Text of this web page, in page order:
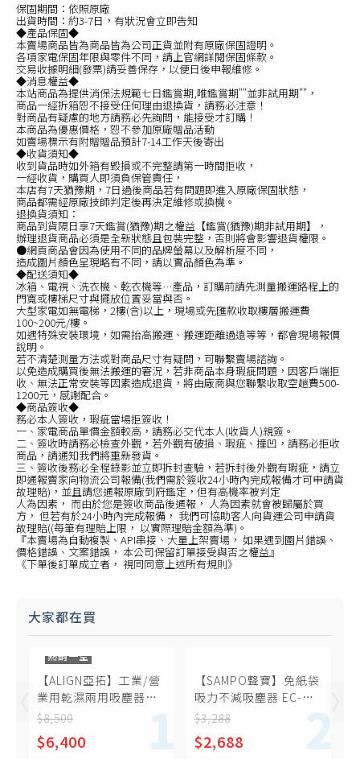
保固期間：依照原廠
出貨時間：約3-7日，有狀況會立即告知
◆產品保固◆
本賣場商品皆為商品皆為公司正貨並附有原廠保固證明。
各項家電保固年限與零件不同，請上官網詳閱保固條款。
交易收據明細(發票)請妥善保存，以便日後申報維修。
◆消息權益◆
本站商品為提供消保法規範七日鑑賞期,唯鑑賞期""並非試用期""，
商品一經拆箱恕不接受任何理由退換貨，請務必注意！
對商品有疑慮的地方請務必先詢問，能接受才訂購！
本商品為優惠價格，恕不參加原廠贈品活動
如賣場標示有附贈贈品預計7-14工作天後寄出
◆收貨須知◆
收到貨品時如外箱有毀損或不完整請第一時間拒收，
一經收貨，購買人即須負保管責任，
本店有7天猶豫期，7日過後商品若有問題即進入原廠保固狀態，
商品都需經原廠技師判定後再決定維修或換機。
退換貨須知：
商品到貨隔日享7天鑑賞(猶豫)期之權益【鑑賞(猶豫)期非試用期】，
辦理退貨商品必須是全新狀態且包裝完整，否則將會影響退貨權限。
●網頁商品會因為使用不同的品牌螢幕以及解析度不同，
造成圖片顏色呈現略有不同，請以實品顏色為準。
◆配送須知◆
冰箱、電視、洗衣機、乾衣機等…產品，訂購前請先測量搬運路程上的
門寬或樓梯尺寸與擺放位置妥當與否。
大型家電如無電梯，2樓(含)以上，現場或先匯款收取樓層搬運費
100~200元/樓。
如遇特殊安裝環境，如需抬高搬運、搬運距離過遠等等，都會現場報價
說明。
若不清楚測量方法或對商品尺寸有疑問，可聯繫賣場諮詢。
以免造成購買後無法搬運的窘況，若非商品本身瑕疵問題，因客戶端拒
收、無法正常安裝等因素造成退貨，將由廠商與您聯繫收取空趟費500-
1200元，感謝配合。
◆商品簽收◆
務必本人簽收，瑕疵當場拒簽收！
一、家電商品單價金額較高，請務必交代本人(收貨人)親簽。
二、簽收時請務必檢查外觀，若外觀有破損、瑕疵、撞凹，請務必拒收
商品，請通知我們將重新發貨。
三、簽收後務必全程錄影並立即拆封查驗，若拆封後外觀有瑕疵，請立
即通報賣家向物流公司報備(我們需於簽收24小時內完成報備才可申請貨
故理賠)，並且請您通報原廠到府鑑定，但有高機率被判定
人為因素， 而由於您是簽收商品後通報， 人為因素就會被歸屬於買
方， 但若有於24小時內完成報備， 我們可協助客人向貨運公司申請貨
故理賠((每筆有理賠上限， 以實際理賠金額為準)。
『本賣場為自動複製、API串接、大量上架賣場， 如果遇到圖片錯誤、
價格錯誤、文案錯誤， 本公司保留訂單接受與否之權益』
《下單後訂單成立者， 視同同意上述所有規則》
大家都在買
熱銷一空
【ALIGN亞拓】工業/營
業用乾濕兩用吸塵器
AVC-2020
$8,500
$6,400
【SAMPO聲寶】免紙袋
吸力不減吸塵器 EC-
HA40CYP
$3,288
$2,688